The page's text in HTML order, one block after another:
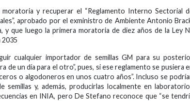
y recuperar el “Reglamento Interno Sectorial
aprobado por el exministro de Ambiente Antonio
que luego la primera moratoria de diez años de la Ley
2035
cualquier importador de semillas GM para su
de un día para el otro”, pues, si ese reglamento se pusiera
o algodoneros en unos cuatro años”. Incluso se
semillas y, además, producirlas localmente en
en INIA, pero De Stefano reconoce que “se